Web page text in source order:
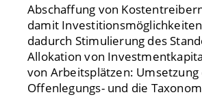
Abschaffung von
damit
dadurch Stimulierung des
Allokation von
von Arbeitsplätzen: Umsetzung
Offenlegungs- und die